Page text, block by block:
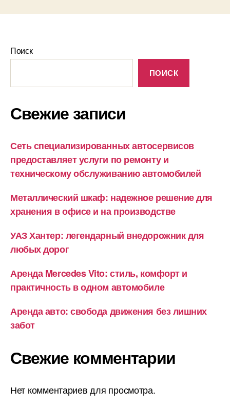
Поиск
ПОИСК
Свежие записи
Сеть специализированных автосервисов
предоставляет услуги по ремонту и
техническому обслуживанию автомобилей
Металлический шкаф: надежное решение для
хранения в офисе и на производстве
УАЗ Хантер: легендарный внедорожник для
любых дорог
Аренда Mercedes Vito: стиль, комфорт и
практичность в одном автомобиле
Аренда авто: свобода движения без лишних
забот
Свежие комментарии
Нет комментариев для просмотра.